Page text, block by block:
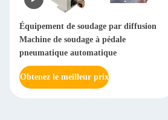
Équipement de soudage par diffusion
Machine de soudage à pédale
pneumatique automatique
Obtenez le meilleur prix